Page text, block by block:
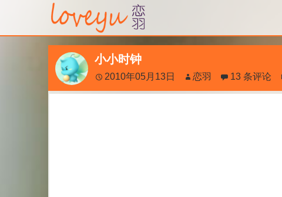
小小时钟
2010年05月13日 恋羽 13 条评论